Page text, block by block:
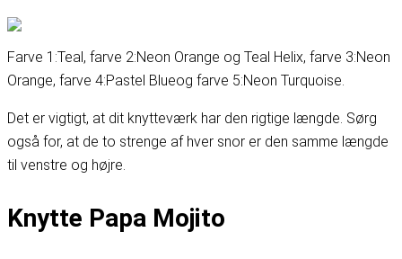
Farve 1:Teal, farve 2:Neon Orange og Teal Helix, farve 3:Neon
Orange, farve 4:Pastel Blueog farve 5:Neon Turquoise
Det er vigtigt, at dit knytteværk har den rigtige længde. Sørg
også for, at de to strenge af hver snor er den samme længde
til venstre og højre.
Knytte Papa Mojito